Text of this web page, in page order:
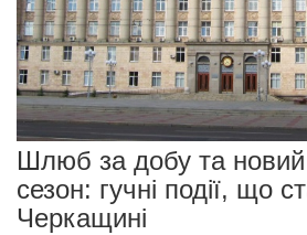
Шлюб за добу та новий
сезон: гучні події, що
Черкащині